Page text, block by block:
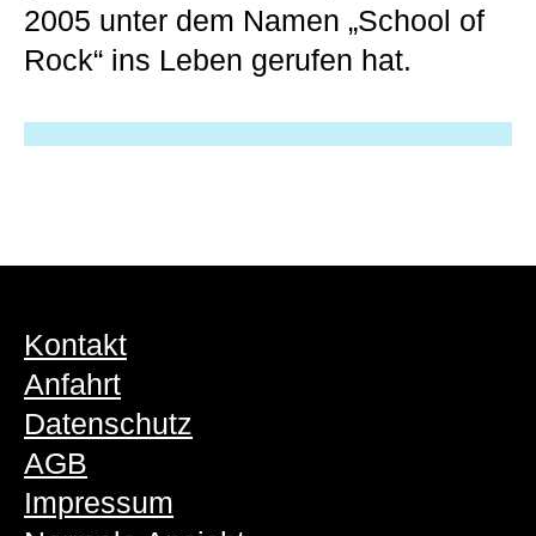
2005 unter dem Namen „School of
Rock“ ins Leben gerufen hat.
Kontakt
Anfahrt
Datenschutz
AGB
Impressum